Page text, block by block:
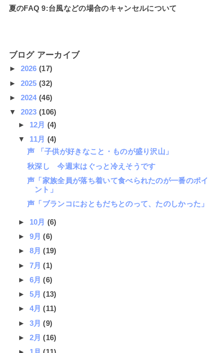
夏のFAQ 9:台風などの場合のキャンセルについて
ブログ アーカイブ
► 2026(17)
► 2025(32)
► 2024(46)
▼ 2023(106)
► 12月 (4)
▼ 11月 (4)
声 「子供が好きなこと・ものが盛り沢山」
秋深し 今週末はぐっと冷えそうです
声「家族全員が落ち着いて食べられたのが一番のポイ
ント」
声「ブランコにおともだちとのって、たのしかった」
► 10月 (6)
► 9月(6)
► 8月(19)
► 7月(1)
► 6月(6)
► 5月(13)
► 4月(11)
► 3月(9)
► 2月(16)